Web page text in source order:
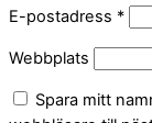
E-postadress *
Webbplats
Spara mitt